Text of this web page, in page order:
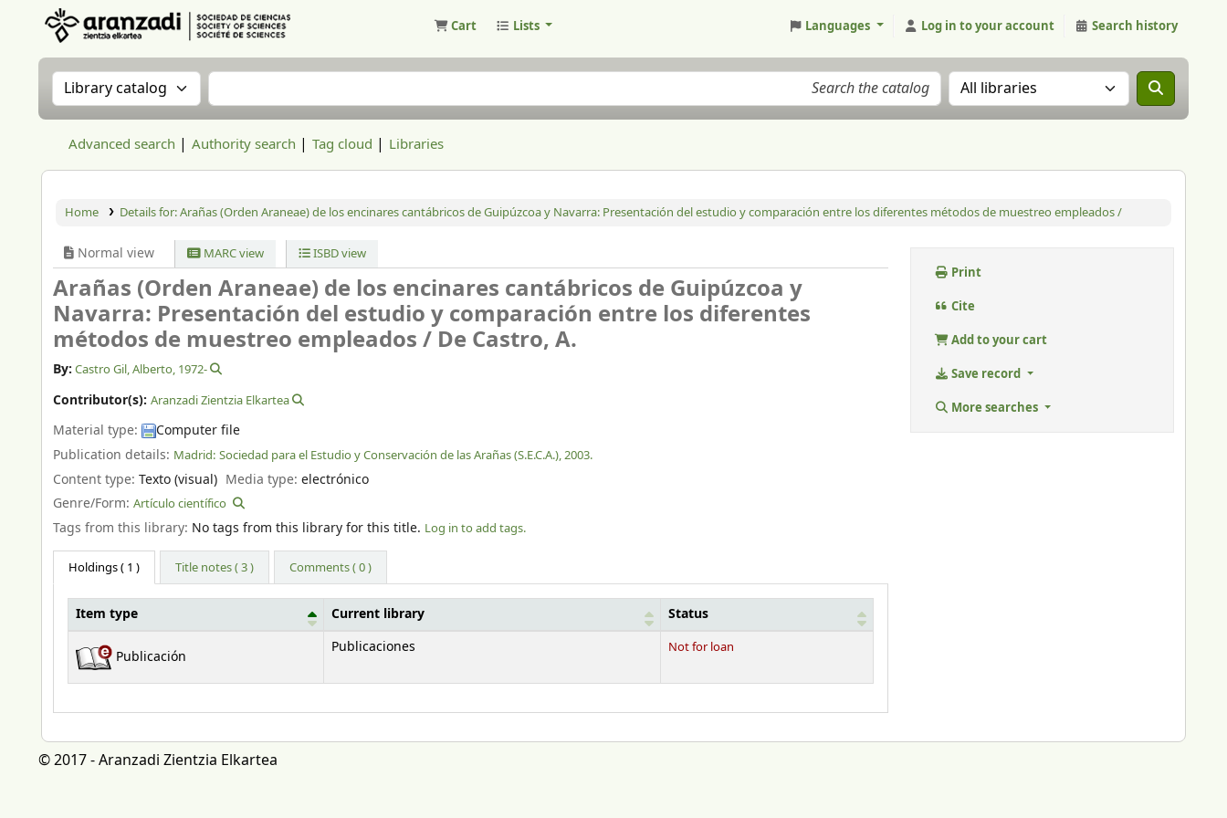
Cart Lists Languages Log in to your account Search history
Search the catalog by:Search the catalog Search the catalog in:
Advanced search Authority search Tag cloud Libraries
Home Details for:Arañas (Orden Araneae) de los encinares cantábricos de Guipúzcoa y Navarra: Presentación del estudio y comparación entre los diferentes métodos de muestreo empleados /
Normal view MARC view ISBD view
Arañas (Orden Araneae) de los encinares cantábricos de Guipúzcoa y
Navarra: Presentación del estudio y comparación entre los diferentes
métodos de muestreo empleados / De Castro, A.
By: Castro Gil, Alberto, 1972-
Contributor(s): Aranzadi Zientzia Elkartea
Material type:
Computer file
Publication details: Madrid: Sociedad para el Estudio y Conservación de las Arañas (S.E.C.A.),2003.
Content type: Texto (visual) Media type:electrónico
Genre/Form: Artículo científico
Tags from this library: No tags from this library for this title. Log in to add tags.
Holdings( 1 ) Title notes ( 3 ) Comments ( 0 )
Holdings
Item type Current library Status
Publicación
Publicaciones Not for loan
Print
Cite
Add to your cart
Save record
More searches
© 2017 - Aranzadi Zientzia Elkartea